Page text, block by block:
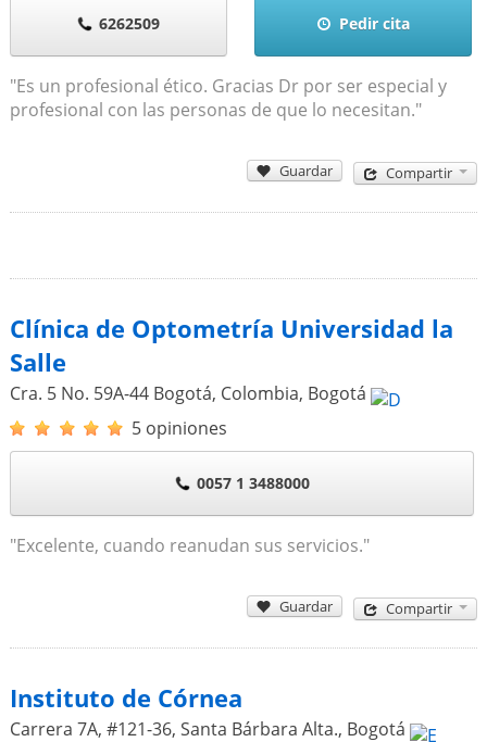
6262509 Pedir cita
"Es un profesional ético. Gracias Dr por ser especial y
profesional con las personas de que lo necesitan."
Guardar Compartir
Clínica de Optometría Universidad la
Salle
Cra. 5 No. 59A-44 Bogotá, Colombia, Bogotá
5 opiniones
0057 1 3488000
"Excelente, cuando reanudan sus servicios."
Guardar Compartir
Instituto de Córnea
Carrera 7A, #121-36, Santa Bárbara Alta., Bogotá